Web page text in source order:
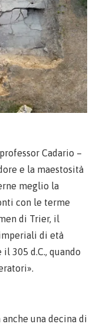
Cadario –
e la maestosità
meglio la
con le terme
di Trier, il
di età
305 d.C., quando
una decina di